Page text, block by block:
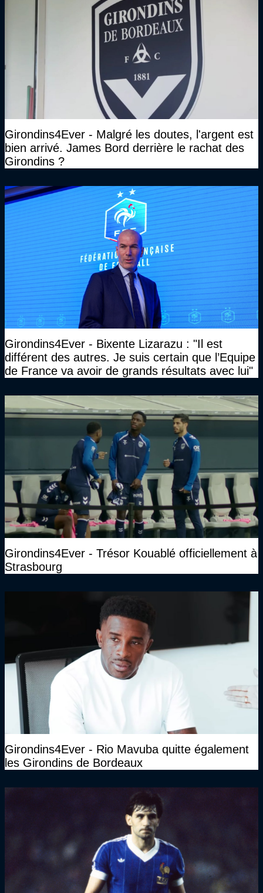
Girondins4Ever - Malgré les doutes, l'argent est
bien arrivé. James Bord derrière le rachat des
Girondins ?
Girondins4Ever - Bixente Lizarazu : "Il est
différent des autres. Je suis certain que l’Equipe
de France va avoir de grands résultats avec lui"
Girondins4Ever - Trésor Kouablé officiellement à
Strasbourg
Girondins4Ever - Rio Mavuba quitte également
les Girondins de Bordeaux